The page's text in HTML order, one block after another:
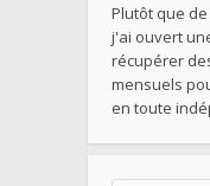
Plutôt que
j'ai ouvert
récupérer
mensuels
en toute